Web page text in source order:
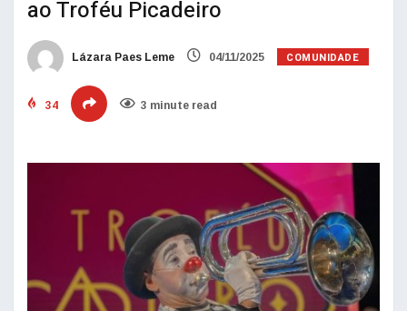
ao Troféu Picadeiro
Lázara Paes Leme 04/11/2025 COMUNIDADE
34 3 minute read